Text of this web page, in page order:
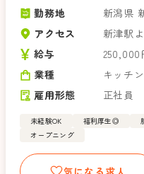
勤務地
新潟県
アクセス
新津駅
給与
250,000
業種
キッチ
雇用形態
正社員
未経験OK 福利厚生◎
オープニング